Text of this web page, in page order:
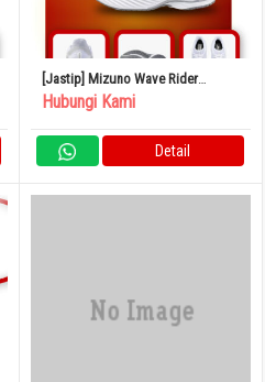
[Jastip] Mizuno Wave Rider
Snickers
Hubungi Kami
Detail